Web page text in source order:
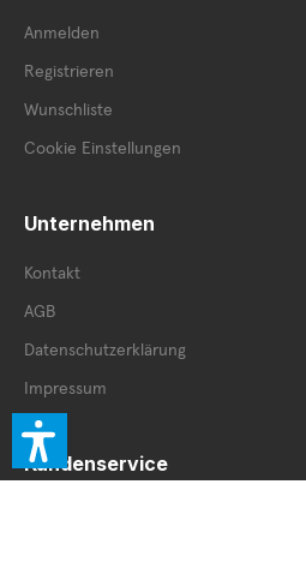
Anmelden
Registrieren
Wunschliste
Cookie Einstellungen
Unternehmen
Kontakt
AGB
Datenschutzerklärung
Impressum
Kundenservice